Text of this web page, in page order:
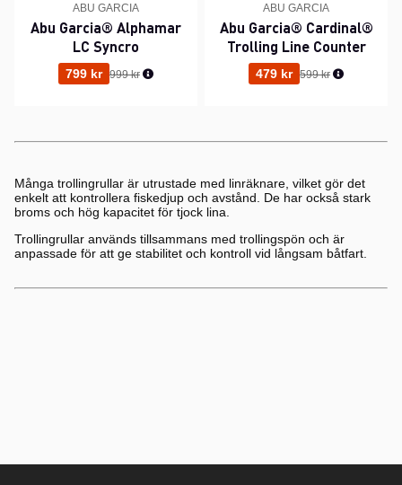
ABU GARCIA
Abu Garcia® Alphamar
LC Syncro
799 kr Ordinarie pris:
999 kr
ABU GARCIA
Abu Garcia® Cardinal®
Trolling Line Counter
479 kr Ordinarie pris:
599 kr
Många trollingrullar är utrustade med linräknare, vilket gör det
enkelt att kontrollera fiskedjup och avstånd. De har också stark
broms och hög kapacitet för tjock lina.
Trollingrullar används tillsammans med trollingspön och är
anpassade för att ge stabilitet och kontroll vid långsam båtfart.